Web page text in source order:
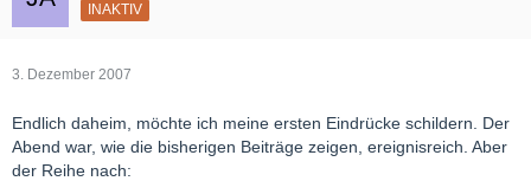
INAKTIV
3. Dezember 2007
Endlich daheim, möchte ich meine ersten Eindrücke schildern. Der
Abend war, wie die bisherigen Beiträge zeigen, ereignisreich. Aber
der Reihe nach: